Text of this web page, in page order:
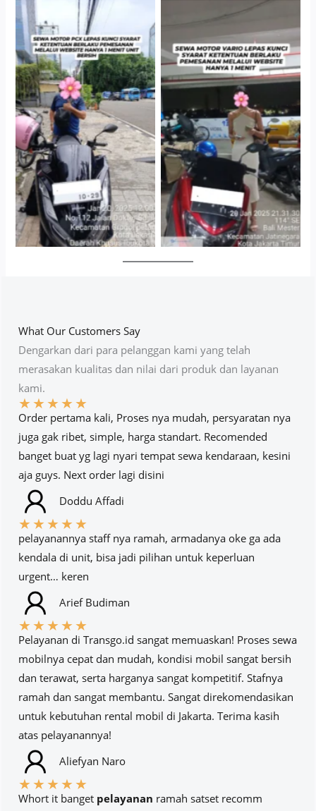
Antar Jemput Kendaraan
Cityplaza Jatinegara
Gedung Parkir P6A
What Our Customers Say
Dengarkan dari para pelanggan kami yang telah
merasakan kualitas dan nilai dari produk dan layanan
kami.
★★★★★
Order pertama kali, Proses nya mudah, persyaratan nya
juga gak ribet, simple, harga standart. Recomended
banget buat yg lagi nyari tempat sewa kendaraan, kesini
aja guys. Next order lagi disini
Doddu Affadi
★★★★★
pelayanannya staff nya ramah, armadanya oke ga ada
kendala di unit, bisa jadi pilihan untuk keperluan
urgent… keren
Arief Budiman
★★★★★
Pelayanan di Transgo.id sangat memuaskan! Proses sewa
mobilnya cepat dan mudah, kondisi mobil sangat bersih
dan terawat, serta harganya sangat kompetitif. Stafnya
ramah dan sangat membantu. Sangat direkomendasikan
untuk kebutuhan rental mobil di Jakarta. Terima kasih
atas pelayanannya!
Aliefyan Naro
★★★★★
Whort it banget pelayanan ramah satset recomm